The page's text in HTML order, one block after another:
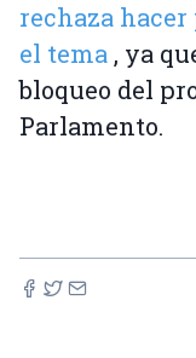
rechaza
el tema , ya
bloqueo del
Parlamento.